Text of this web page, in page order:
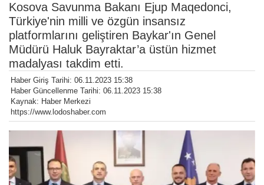
Kosova Savunma Bakanı Ejup Maqedonci,
Türkiye'nin milli ve özgün insansız
platformlarını geliştiren Baykar'ın Genel
Müdürü Haluk Bayraktar’a üstün hizmet
madalyası takdim etti.
Haber Giriş Tarihi: 06.11.2023 15:38
Haber Güncellenme Tarihi: 06.11.2023 15:38
Kaynak: Haber Merkezi
https://www.lodoshaber.com